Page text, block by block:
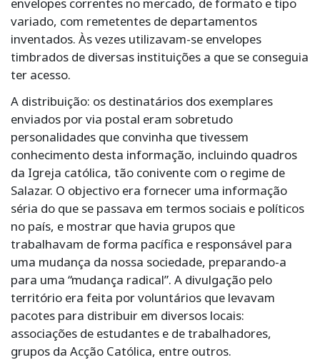
variado, com remetentes de departamentos
inventados. Às vezes utilizavam-se envelopes
timbrados de diversas instituições a que se conseguia
ter acesso.
A distribuição: os destinatários dos exemplares
enviados por via postal eram sobretudo
personalidades que convinha que tivessem
conhecimento desta informação, incluindo quadros
da Igreja católica, tão conivente com o regime de
Salazar. O objectivo era fornecer uma informação
séria do que se passava em termos sociais e políticos
no país, e mostrar que havia grupos que
trabalhavam de forma pacífica e responsável para
uma mudança da nossa sociedade, preparando-a
para uma “mudança radical”. A divulgação pelo
território era feita por voluntários que levavam
pacotes para distribuir em diversos locais:
associações de estudantes e de trabalhadores,
grupos da Acção Católica, entre outros.